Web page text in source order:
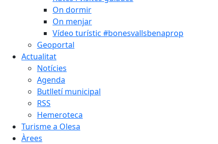
On dormir
On menjar
Vídeo turístic #bonesvallsbenaprop
Geoportal
Actualitat
Notícies
Agenda
Butlletí municipal
RSS
Hemeroteca
Turisme a Olesa
Àrees